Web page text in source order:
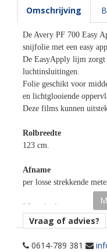
Omschrijving
De Avery PF 700 Easy
snijfolie met een easy
De EasyApply lijm zorgt
luchtinsluitingen.
Folie geschikt voor
en lichtglooiende
Deze films kunnen
Rolbreedte
123 cm.
Afname
per losse strekkende
Materiaaltype
opaak gekleurde snijfolie.
kenmerk belijming
Vraag of advies?
0614-789 381